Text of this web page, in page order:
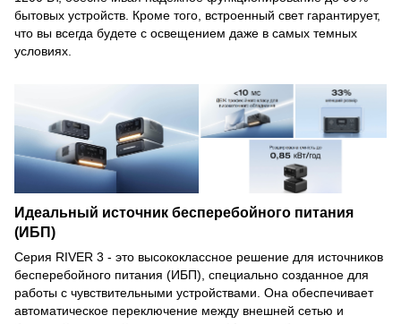
бытовых устройств. Кроме того, встроенный свет гарантирует,
что вы всегда будете с освещением даже в самых темных
условиях.
Идеальный источник бесперебойного питания
(ИБП)
Серия RIVER 3 - это высококлассное решение для источников
бесперебойного питания (ИБП), специально созданное для
работы с чувствительными устройствами. Она обеспечивает
автоматическое переключение между внешней сетью и